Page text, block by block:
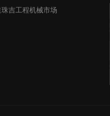
吉工程机械市场